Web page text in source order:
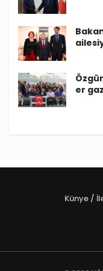
er
Künye /